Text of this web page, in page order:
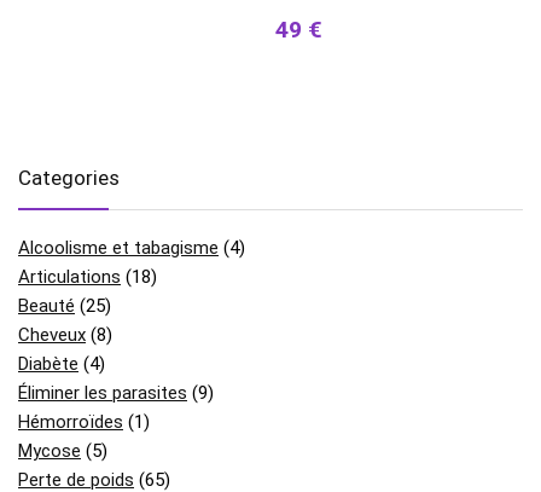
49 €
Categories
Alcoolisme et tabagisme (4)
Articulations (18)
Beauté (25)
Cheveux (8)
Diabète (4)
Éliminer les parasites (9)
Hémorroïdes (1)
Mycose (5)
Perte de poids (65)